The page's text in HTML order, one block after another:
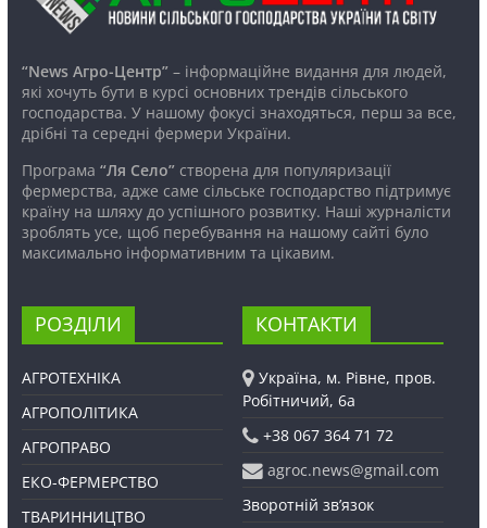
“News Агро-Центр”– інформаційне видання для людей,
які хочуть бути в курсі основних трендів сільського
господарства. У нашому фокусі знаходяться, перш за все,
дрібні та середні фермери України.
Програма “Ля Село”створена для популяризації
фермерства, адже саме сільське господарство підтримує
країну на шляху до успішного розвитку. Наші журналісти
зроблять усе, щоб перебування на нашому сайті було
максимально інформативним та цікавим.
РОЗДІЛИ
АГРОТЕХНІКА
АГРОПОЛІТИКА
АГРОПРАВО
ЕКО-ФЕРМЕРСТВО
ТВАРИННИЦТВО
КОНТАКТИ
Україна, м. Рівне, пров.
Робітничий, 6а
+38 067 364 71 72
agroc.news@gmail.com
Зворотній зв’язок